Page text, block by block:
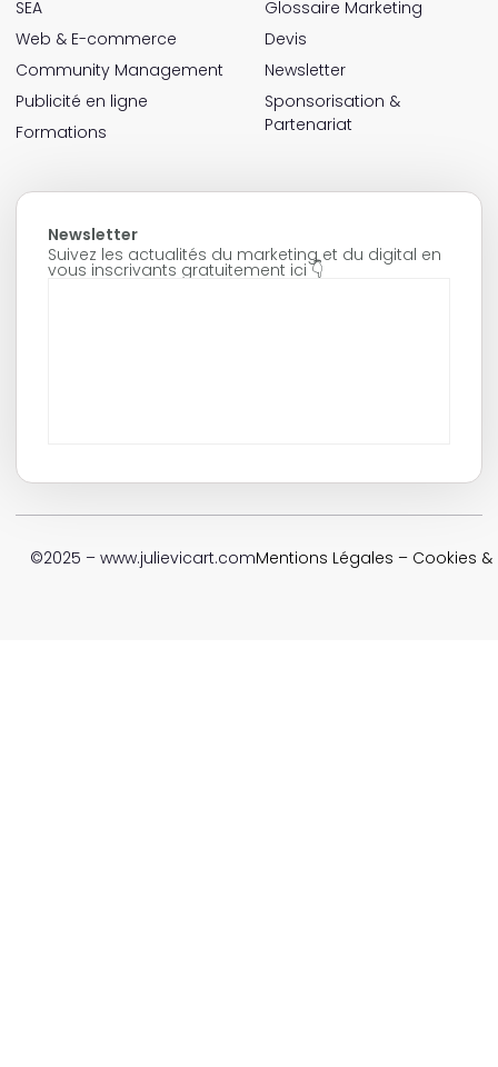
SEA
Web & E-commerce
Community Management
Publicité en ligne
Formations
Glossaire Marketing
Devis
Newsletter
Sponsorisation &
Partenariat
Newsletter
Suivez les actualités du marketing et du digital en
vous inscrivants gratuitement ici 👇
Mentions Légales – Cookies
©2025 – www.julievicart.com